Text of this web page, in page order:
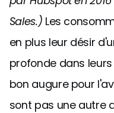
Sales.) Les
en plus leur désir
profonde dans
bon augure pour
sont pas une autre